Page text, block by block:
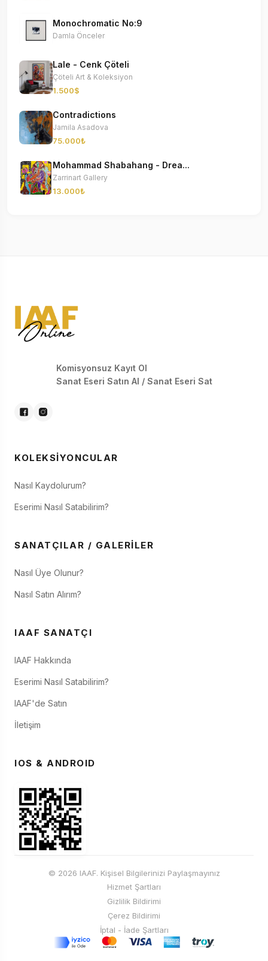
Monochromatic No:9
Damla Önceler
Lale - Cenk Çöteli
Çöteli Art & Koleksiyon
1.500$
Contradictions
Jamila Asadova
75.000₺
Mohammad Shabahang - Drea...
Zarrinart Gallery
13.000₺
Komisyonsuz Kayıt Ol
Sanat Eseri Satın Al / Sanat Eseri Sat
KOLEKSIYONCULAR
Nasıl Kaydolurum?
Eserimi Nasıl Satabilirim?
SANATÇILAR / GALERILER
Nasıl Üye Olunur?
Nasıl Satın Alırım?
IAAF SANATÇI
IAAF Hakkında
Eserimi Nasıl Satabilirim?
IAAF'de Satın
İletişim
IOS & ANDROID
© 2026 IAAF. Kişisel Bilgilerinizi Paylaşmayınız
Hizmet Şartları
Gizlilik Bildirimi
Çerez Bildirimi
İptal - İade Şartları